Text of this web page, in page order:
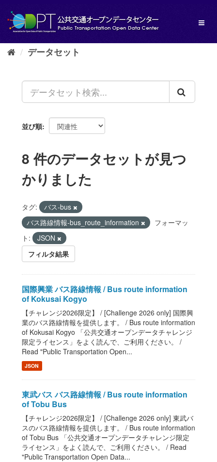
し
データセット
並び順
8 件のデータセットが見つ
かりました
タグ:
バス-bus
バス路線情報-bus_route_information
フォーマッ
ト:
JSON
フィルタ結果
国際興業 バス路線情報 / Bus route information
of Kokusai Kogyo
【チャレンジ2026限定】 / [Challenge 2026 only] 国際興
業のバス路線情報を提供します。 / Bus route information
of Kokusai Kogyo 「公共交通オープンデータチャレンジ
限定ライセンス」をよく読んで、ご利用ください。 /
Read "Public Transportation Open...
JSON
東武バス バス路線情報 / Bus route information
of Tobu Bus
【チャレンジ2026限定】 / [Challenge 2026 only] 東武バ
スのバス路線情報を提供します。 / Bus route information
of Tobu Bus 「公共交通オープンデータチャレンジ限定
ライセンス」をよく読んで、ご利用ください。 / Read
"Public Transportation Open Data...